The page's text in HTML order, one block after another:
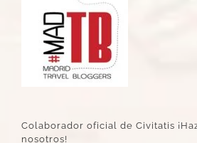
Colaborador oficial de Civitatis
nosotros!